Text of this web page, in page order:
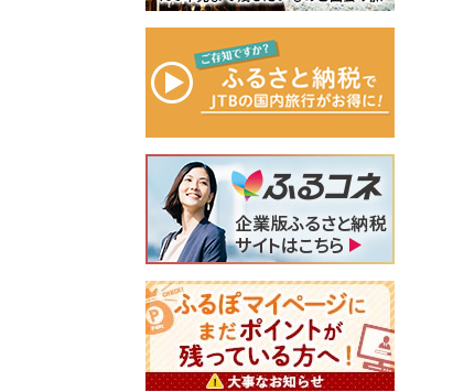
みなさまの応援をよろしく